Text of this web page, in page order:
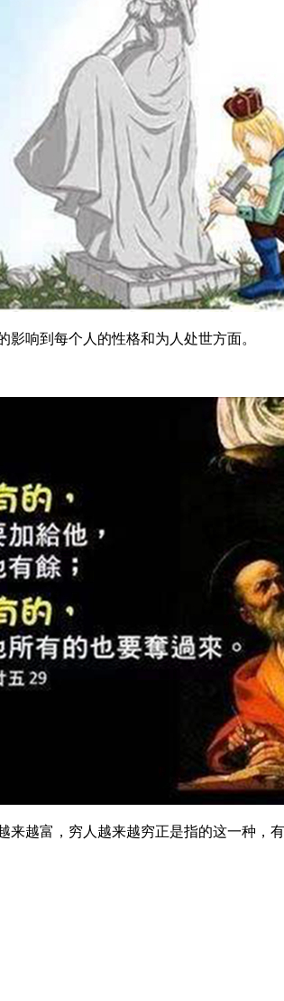
响到每个人的性格和为人处世方面。
富，穷人越来越穷正是指的这一种，有